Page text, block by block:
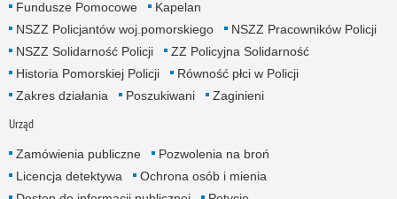
Fundusze Pomocowe
Kapelan
NSZZ Policjantów woj.pomorskiego
NSZZ Pracowników Policji
NSZZ Solidarność Policji
ZZ Policyjna Solidarność
Historia Pomorskiej Policji
Równość płci w Policji
Zakres działania
Poszukiwani Zaginieni
Urząd
Zamówienia publiczne
Pozwolenia na broń
Licencja detektywa
Ochrona osób i mienia